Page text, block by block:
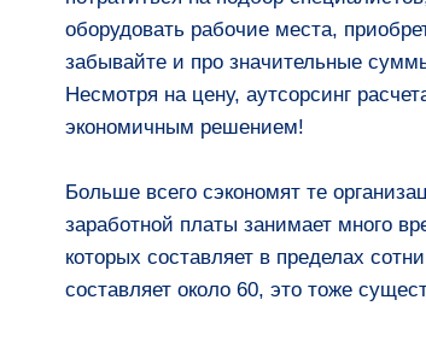
оборудовать рабочие места,
забывайте и про значительные
Несмотря на цену, аутсорсинг
экономичным решением!
Больше всего сэкономят те
заработной платы занимает много
которых составляет в пределах
составляет около 60, это тоже